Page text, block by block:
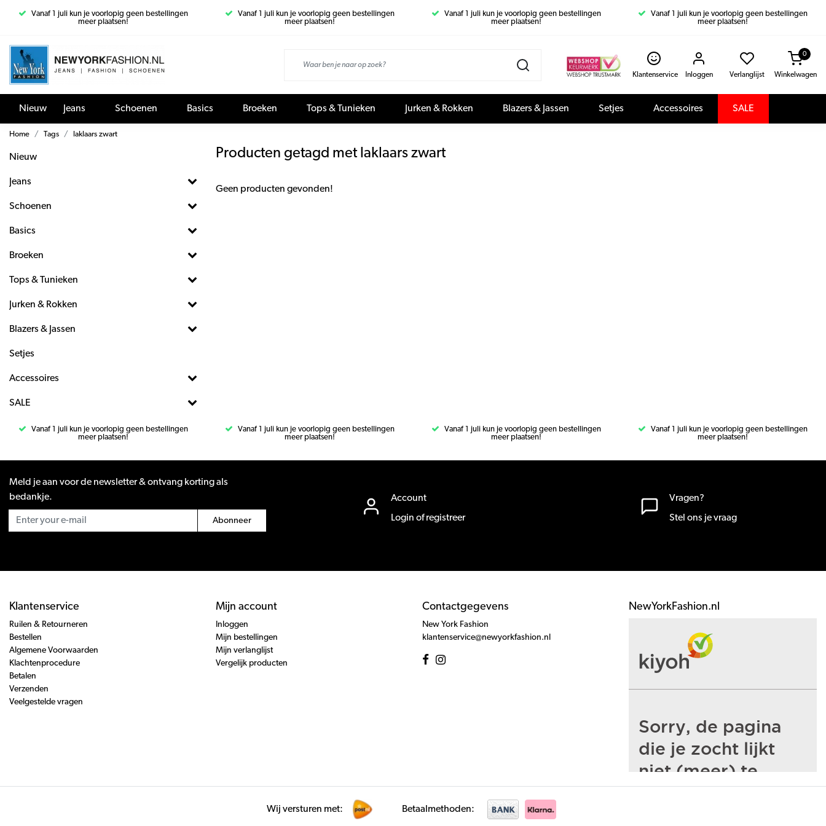
Vanaf 1 juli kun je voorlopig geen bestellingen
meer plaatsen!
Vanaf 1 juli kun je voorlopig geen bestellingen
meer plaatsen!
Vanaf 1 juli kun je voorlopig geen bestellingen
meer plaatsen!
Vanaf 1 juli kun je voorlopig geen bestellingen
meer plaatsen!
Klantenservice Inloggen Verlanglijst Winkelwagen
0
Nieuw Jeans Schoenen Basics Broeken Tops & Tunieken Jurken & Rokken Blazers & Jassen Setjes Accessoires SALE
Home Tags laklaars zwart
Nieuw
Jeans
Schoenen
Basics
Broeken
Tops & Tunieken
Jurken & Rokken
Blazers & Jassen
Setjes
Accessoires
SALE
Producten getagd met laklaars zwart
Geen producten gevonden!
Vanaf 1 juli kun je voorlopig geen bestellingen
meer plaatsen!
Vanaf 1 juli kun je voorlopig geen bestellingen
meer plaatsen!
Vanaf 1 juli kun je voorlopig geen bestellingen
meer plaatsen!
Vanaf 1 juli kun je voorlopig geen bestellingen
meer plaatsen!
Meld je aan voor de newsletter & ontvang korting als
bedankje.
Abonneer
Account
Login of registreer
Vragen?
Stel ons je vraag
Klantenservice
Ruilen & Retourneren
Bestellen
Algemene Voorwaarden
Klachtenprocedure
Betalen
Verzenden
Veelgestelde vragen
Mijn account
Inloggen
Mijn bestellingen
Mijn verlanglijst
Vergelijk producten
Contactgegevens
New York Fashion
klantenservice@newyorkfashion.nl
NewYorkFashion.nl
Wij versturen met: Betaalmethoden: